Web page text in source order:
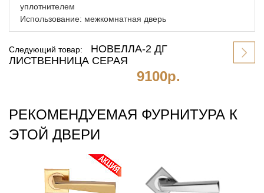
уплотнителем
Использование: межкомнатная дверь
Следующий товар:
НОВЕЛЛА-2 ДГ
ЛИСТВЕННИЦА СЕРАЯ
9100р.
РЕКОМЕНДУЕМАЯ ФУРНИТУРА К
ЭТОЙ ДВЕРИ